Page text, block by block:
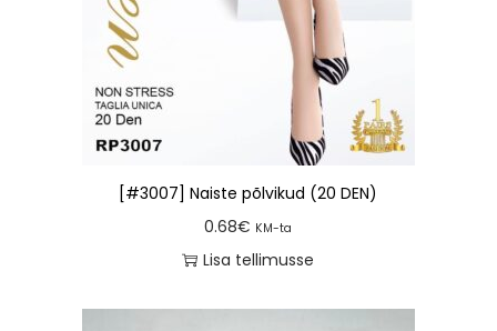
[#3007] Naiste põlvikud (20 DEN)
0.68€ KM-ta
Lisa tellimusse